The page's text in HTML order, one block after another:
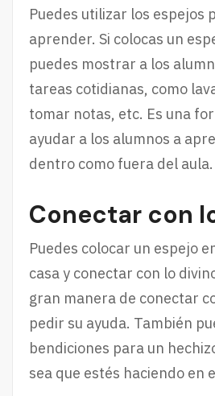
Puedes utilizar los espejos
aprender. Si colocas un
puedes mostrar a los
tareas cotidianas, como
tomar notas, etc. Es una
ayudar a los alumnos a
dentro como fuera del aula.
Conectar con
Puedes colocar un espejo
casa y conectar con lo
gran manera de conectar
pedir su ayuda. También
bendiciones para un
sea que estés haciendo en